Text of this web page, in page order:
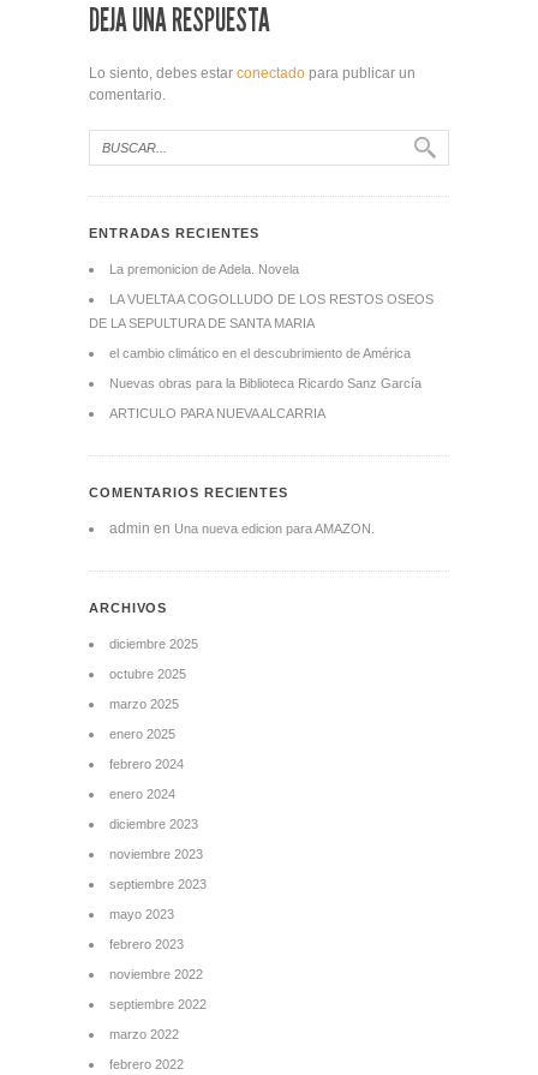
DEJA UNA RESPUESTA
Lo siento, debes estar conectado para publicar un
comentario.
ENTRADAS RECIENTES
La premonicion de Adela. Novela
LA VUELTA A COGOLLUDO DE LOS RESTOS OSEOS
DE LA SEPULTURA DE SANTA MARIA
el cambio climático en el descubrimiento de América
Nuevas obras para la Biblioteca Ricardo Sanz García
ARTICULO PARA NUEVA ALCARRIA
COMENTARIOS RECIENTES
admin en Una nueva edicion para AMAZON.
ARCHIVOS
diciembre 2025
octubre 2025
marzo 2025
enero 2025
febrero 2024
enero 2024
diciembre 2023
noviembre 2023
septiembre 2023
mayo 2023
febrero 2023
noviembre 2022
septiembre 2022
marzo 2022
febrero 2022